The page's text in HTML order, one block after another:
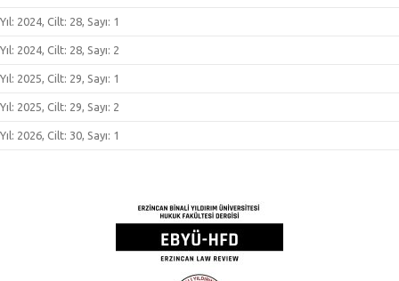
Yıl: 2024, Cilt: 28, Sayı: 1
Yıl: 2024, Cilt: 28, Sayı: 2
Yıl: 2025, Cilt: 29, Sayı: 1
Yıl: 2025, Cilt: 29, Sayı: 2
Yıl: 2026, Cilt: 30, Sayı: 1